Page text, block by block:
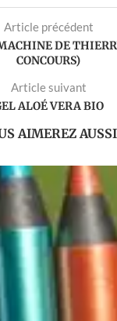
Article précédent
DE
CONCOURS)
Article suivant
ALOÉ VERA BIO
AIMEREZ AUSSI